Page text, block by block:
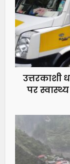
उत्तरकाशी
पर